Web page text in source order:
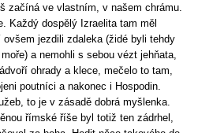
začíná ve vlastním, v našem chrámu.
Každý dospělý Izraelita tam měl
jezdili zdaleka (židé byli tehdy
a nemohli s sebou vézt jehňata,
ohrady a klece, mečelo to tam,
poutníci a nakonec i Hospodin.
to je v zásadě dobrá myšlenka.
římské říše byl totiž ten zádrhel,